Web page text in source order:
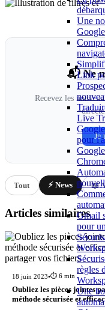
Une
Link
Live
pour
Gmail
pour
règles
Une
"
📬 Ne
Recevez les
Je
Tout ⚡ News 📖
Articles similaires
18 juin 2023•⏱️ 6 min
Oubliez les pièces jointes
méthode sécurisée et